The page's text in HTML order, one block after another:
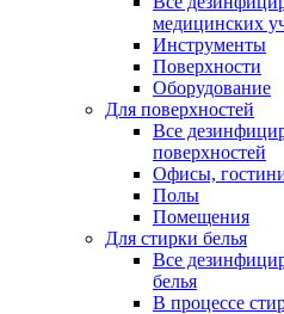
медицинских
Инструменты
Поверхности
Оборудование
Для поверхностей
Все
поверхностей
Офисы,
Полы
Помещения
Для стирки белья
Все
белья
В процессе